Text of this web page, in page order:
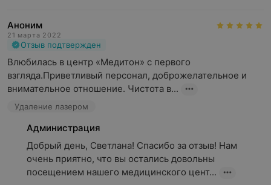
Аноним
21 марта 2022
Отзыв подтвержден
Влюбилась в центр «Медитон» с первого
взгляда.Приветливый персонал, доброжелательное и
внимательное отношение. Чистота в...
Удаление лазером
Администрация
Добрый день, Светлана! Спасибо за отзыв! Нам
очень приятно, что вы остались довольны
посещением нашего медицинского цент...